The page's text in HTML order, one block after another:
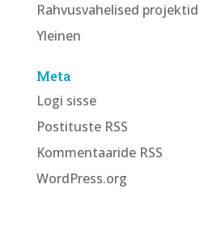
Rahvusvahelised projektid
Yleinen
Meta
Logi sisse
Postituste RSS
Kommentaaride RSS
WordPress.org